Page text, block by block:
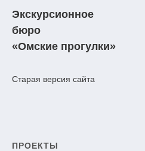
Экскурсионное
бюро
«Омские прогулки»
Старая версия сайта
ПРОЕКТЫ